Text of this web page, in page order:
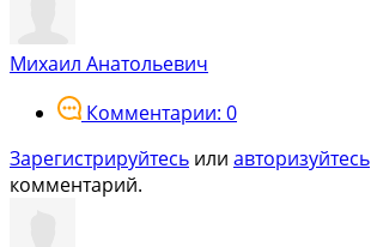
Михаил Анатольевич
Комментарии: 0
Зарегистрируйтесь или авторизуйтесь
комментарий.